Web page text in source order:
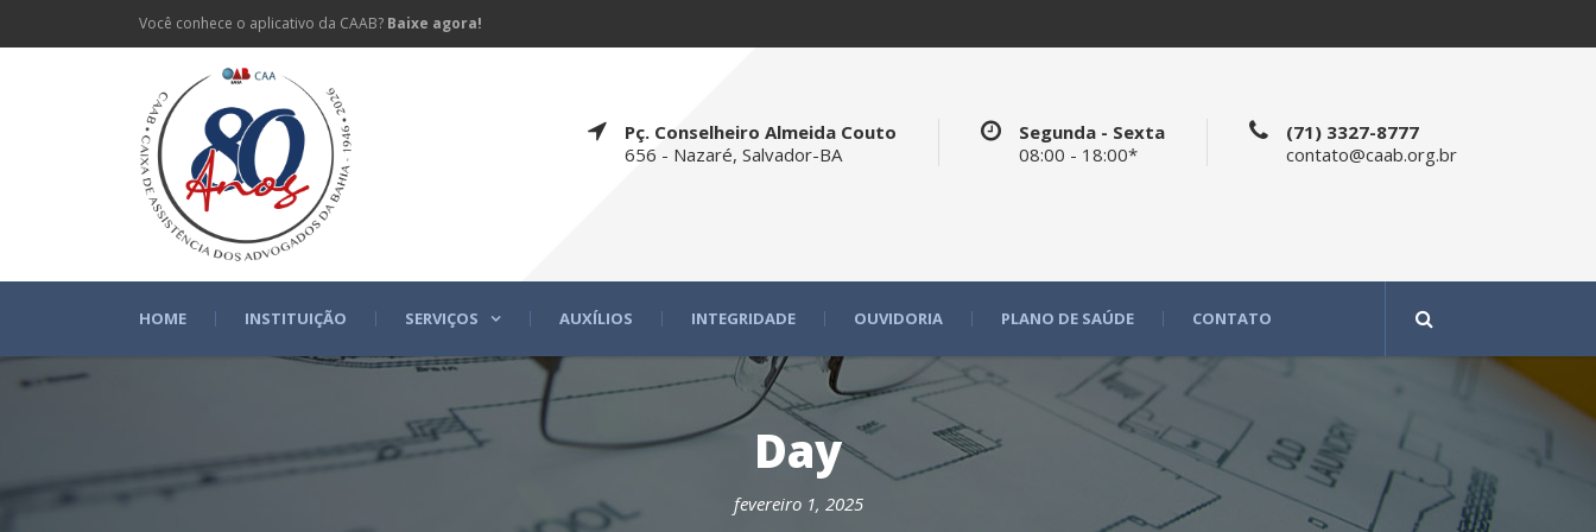
Você conhece o aplicativo da CAAB? Baixe agora!
Pç. Conselheiro Almeida Couto
656 - Nazaré, Salvador-BA
Segunda - Sexta
08:00 - 18:00*
(71) 3327-8777
contato@caab.org.br
HOME INSTITUIÇÃO SERVIÇOS AUXÍLIOS INTEGRIDADE OUVIDORIA PLANO DE SAÚDE CONTATO
Day
fevereiro 1, 2025